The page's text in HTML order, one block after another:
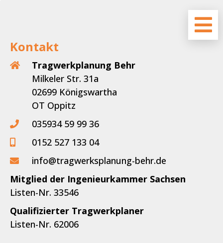
Kontakt
Tragwerkplanung Behr
Milkeler Str. 31a
02699 Königswartha
OT Oppitz
035934 59 99 36
0152 527 133 04
info@tragwerksplanung-behr.de
Mitglied der Ingenieurkammer Sachsen
Listen-Nr. 33546
Qualifizierter Tragwerkplaner
Listen-Nr. 62006